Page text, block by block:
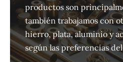
productos son
también trabajamos con
hierro, plata, aluminio y
según las preferencias